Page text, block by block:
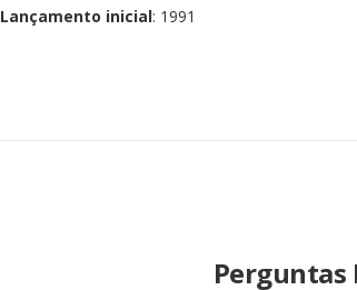
Lançamento inicial: 1991
Perguntas